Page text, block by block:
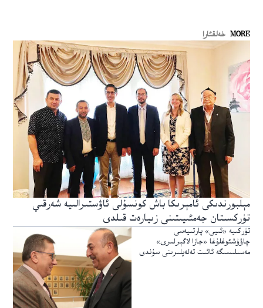
MORE خەلقئارا
مېلبورندىكى ئامېرىكا باش كونسۇلى ئاۋستىرالىيە شەرقىي
تۈركسىتان جەمئىيىتىنى زىيارەت قىلدى
تۈركىيە «ئىيى» پارتىيەسى
چاۋۇشئوغلۇغا «جازا لاگېرلىرى»
مەسىلىسىگە ئائىت تەلەپلىرىنى سۇندى